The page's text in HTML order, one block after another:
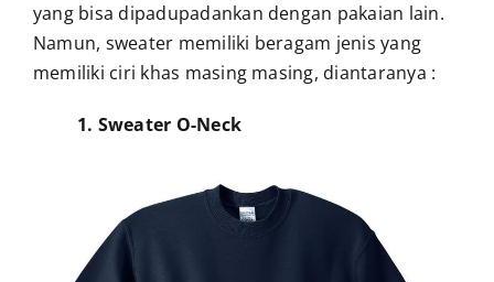
yang bisa dipadupadankan dengan pakaian lain.
Namun, sweater memiliki beragam jenis yang
memiliki ciri khas masing masing, diantaranya :
1. Sweater O-Neck